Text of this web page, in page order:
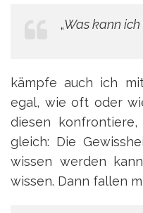
„Was kann ich
kämpfe auch ich
egal, wie oft oder
diesen
gleich: Die
wissen werden
wissen. Dann fallen